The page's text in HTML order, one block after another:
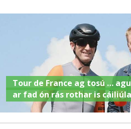
Tour de France ag tosú …
ar fad ón rás rothar is